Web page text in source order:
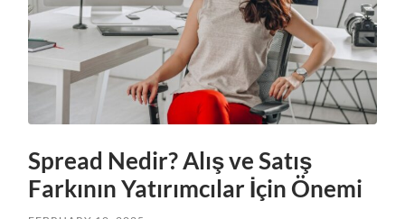
Spread Nedir? Alış ve Satış
Farkının Yatırımcılar İçin Önemi